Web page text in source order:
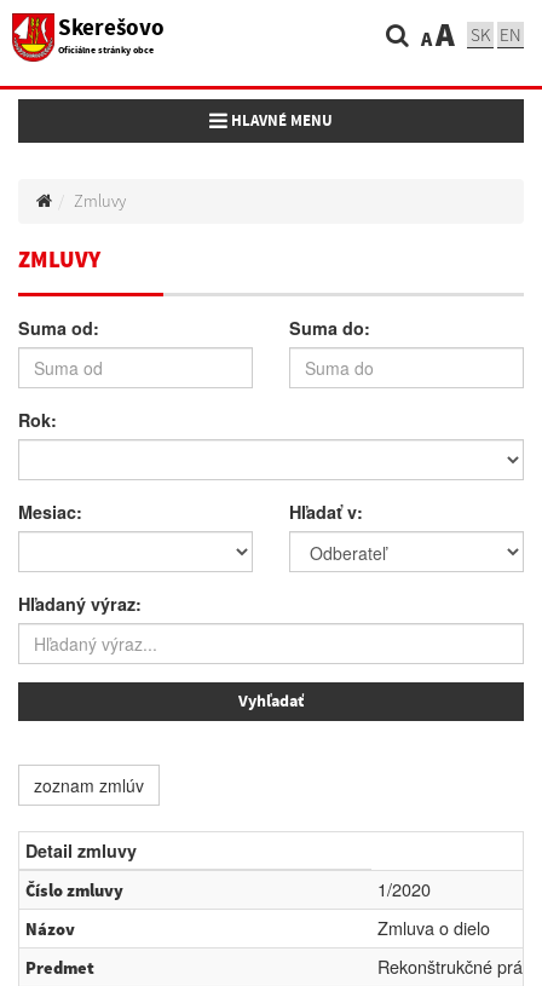
Skerešovo
Oficiálne stránky obce AA SK EN
Toggle navigation
HLAVNÉ MENU
Zmluvy
ZMLUVY
Suma od: Suma do:
Rok:
Mesiac: Hľadať v:
Hľadaný výraz:
zoznam zmlúv
Detail zmluvy
Číslo zmluvy 1/2020
Názov Zmluva o dielo
Predmet Rekonštrukčné